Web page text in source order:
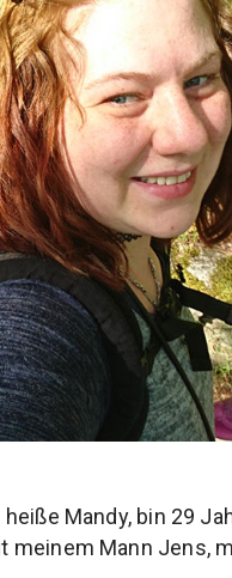
Mandy, bin 29
Mann Jens,